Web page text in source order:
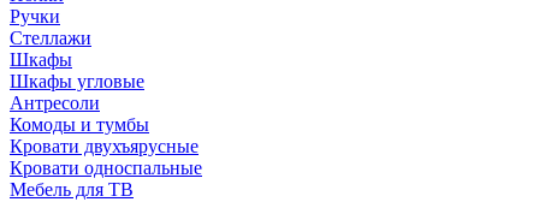
Ручки
Стеллажи
Шкафы
Шкафы угловые
Антресоли
Комоды и тумбы
Кровати двухъярусные
Кровати односпальные
Мебель для ТВ